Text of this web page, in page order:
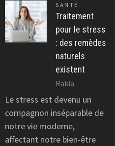
SANTÉ
Traitement
pour le stress
: des remèdes
naturels
existent
Rakia
Le stress est devenu un
compagnon inséparable de
notre vie moderne,
affectant notre bien-être